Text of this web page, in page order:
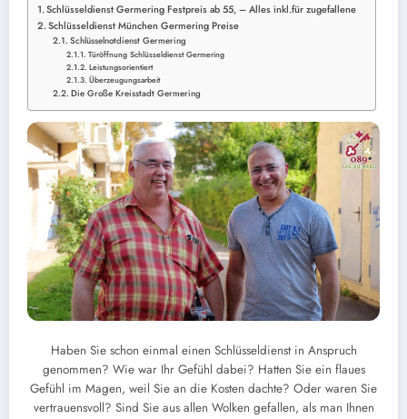
Schlüsseldienst Germering Festpreis ab 55, – Alles inkl.für zugefallene
Schlüsseldienst München Germering Preise
Schlüsselnotdienst Germering
Türöffnung Schlüsseldienst Germering
Leistungsorientiert
Überzeugungsarbeit
Die Große Kreisstadt Germering
Haben Sie schon einmal einen Schlüsseldienst in Anspruch
genommen? Wie war Ihr Gefühl dabei? Hatten Sie ein flaues
Gefühl im Magen, weil Sie an die Kosten dachte? Oder waren Sie
vertrauensvoll? Sind Sie aus allen Wolken gefallen, als man Ihnen